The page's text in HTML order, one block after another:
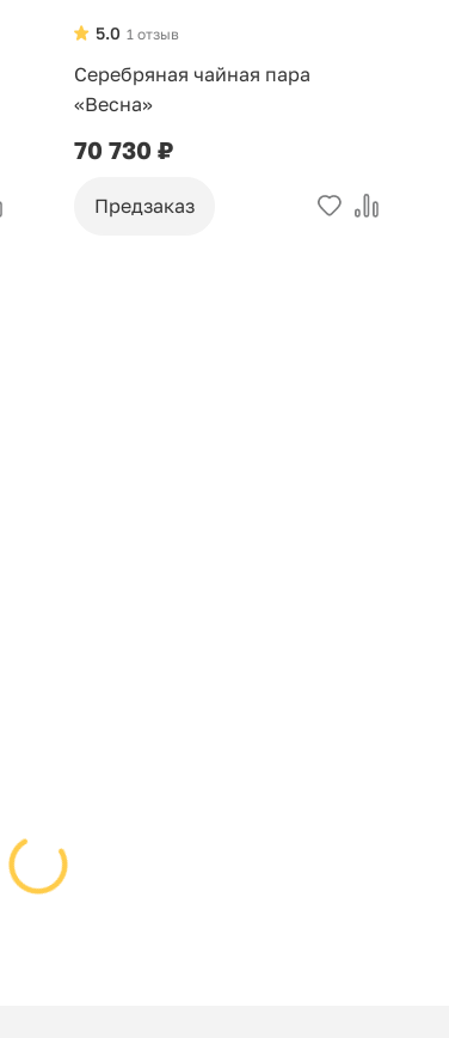
1 отзыв
5.0
Серебряная чайная пара
«Весна»
70 730 ₽
Предзаказ